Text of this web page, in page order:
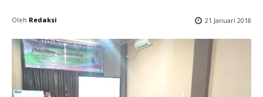
Oleh Redaksi 21 Januari 2018